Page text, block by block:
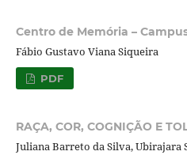
Centro de Memória –
Fábio Gustavo Viana Siqueira
PDF
RAÇA, COR, COGNIÇÃO E
Juliana Barreto da Silva, Ubirajara